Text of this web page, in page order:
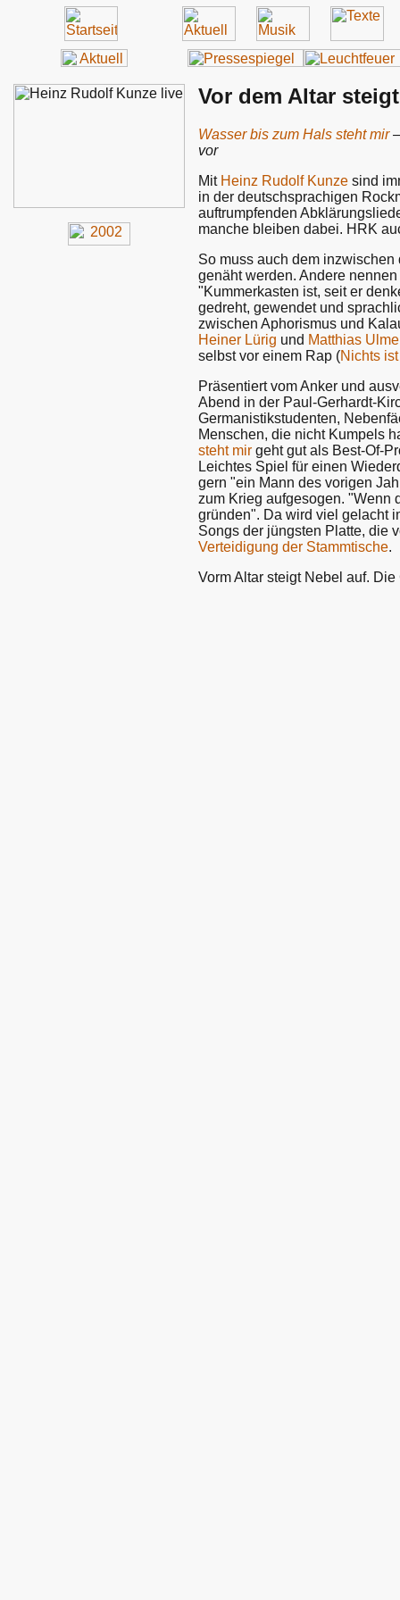
Vor dem Altar
Wasser bis zum Hals steht mir
vor
Mit Heinz Rudolf Kunze sind
in der deutschsprachigen
auftrumpfenden
manche bleiben dabei. HRK
So muss auch dem
genäht werden. Andere
"Kummerkasten ist, seit er
gedreht, gewendet und
zwischen Aphorismus und
Heiner Lürig und Matthias
selbst vor einem Rap (Nichts
Präsentiert vom Anker und
Abend in der Paul-Gerhardt-
Germanistikstudenten,
Menschen, die nicht Kumpels
steht mir geht gut als Best-Of-
Leichtes Spiel für einen
gern "ein Mann des vorigen
zum Krieg aufgesogen. "Wenn
gründen". Da wird viel gelacht
Songs der jüngsten Platte, die
Verteidigung der Stammtische.
Vorm Altar steigt Nebel auf.